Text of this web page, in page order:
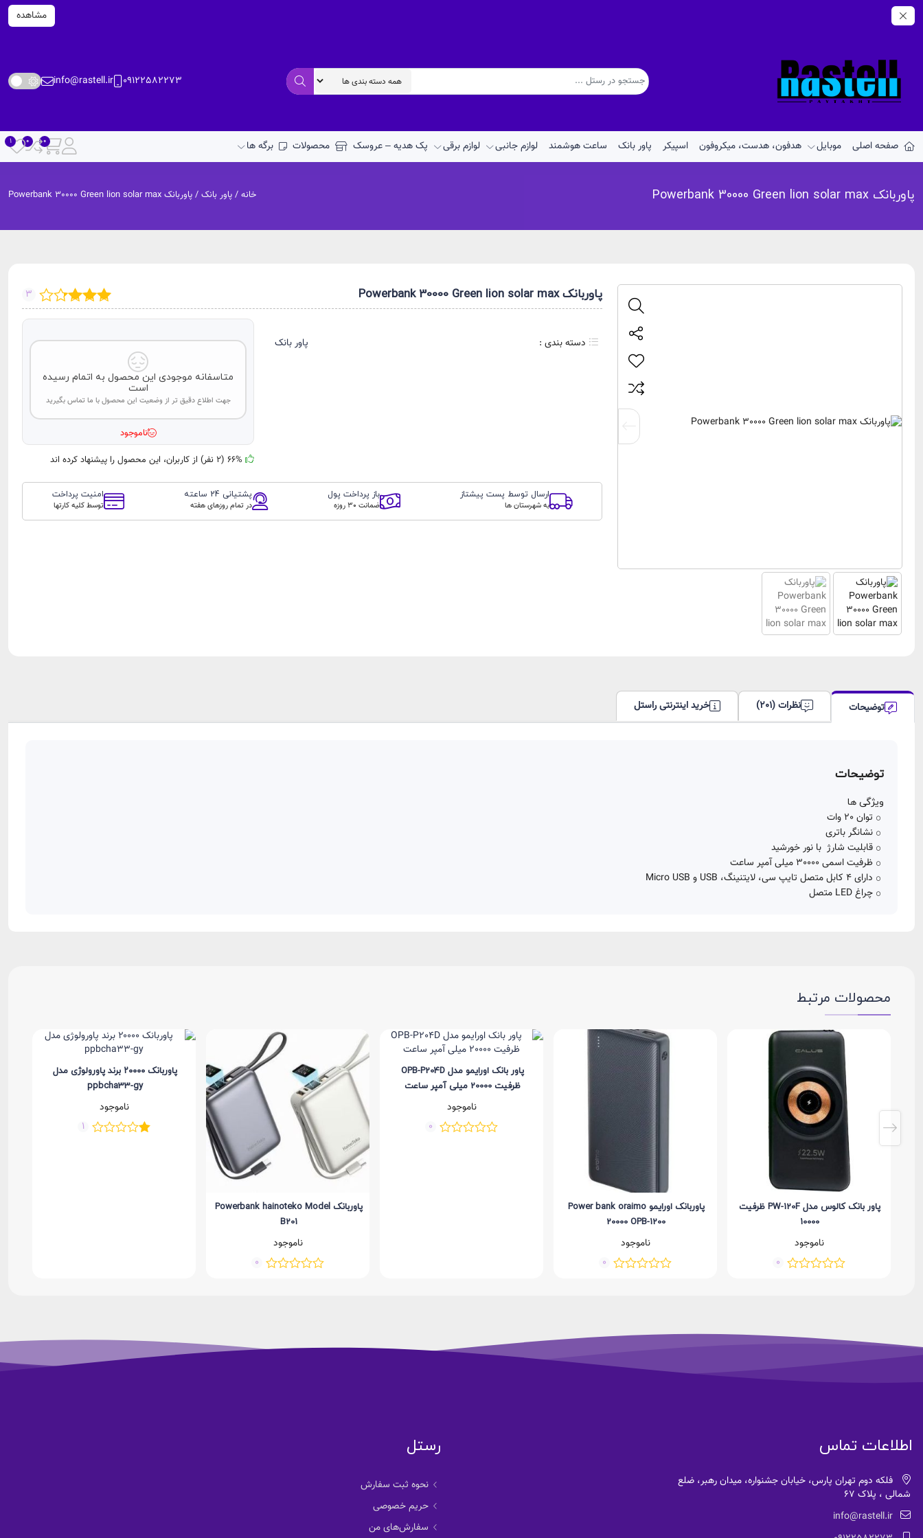
مشاهده
09122582273
info@rastell.ir
صفحه اصلی موبایل هدفون، هدست، میکروفون اسپیکر پاور بانک ساعت هوشمند لوازم جانبی لوازم برقی پک هدیه – عروسک محصولات برگه ها
پاوربانک Powerbank 30000 Green lion solar max خانه / پاور بانک / پاوربانک Powerbank 30000 Green lion solar max
پاوربانک Powerbank 30000 Green lion solar max 3
دسته بندی : پاور بانک
متاسفانه موجودی این محصول به اتمام رسیده
است
جهت اطلاع دقیق تر از وضعیت این محصول با ما تماس بگیرید
ناموجود
66% (2 نفر) از کاربران، این محصول را پیشنهاد کرده اند
ارسال توسط پست پیشتاز
به شهرستان ها
باز پرداخت پول
ضمانت 30 روزه
پشتیانی 24 ساعته
در تمام روزهای هفته
امنیت پرداخت
توسط کلیه کارتها
توضیحات نظرات (201) خرید اینترنتی راستل
توضیحات
ویژگی ها
توان 20 وات
نشانگر باتری
قابلیت شارژ با نور خورشید
ظرفیت اسمی 30000 میلی آمپر ساعت
دارای 4 کابل متصل تایپ سی، لایتنینگ، USB و Micro USB
چراغ LED متصل
محصولات مرتبط
پاور بانک کالوس مدل PW-120F ظرفیت
10000
ناموجود
0
پاوربانک اورایمو Power bank oraimo
20000 OPB-1200
ناموجود
0
‎پاور بانک اورایمو مدل OPB-P204D
ظرفیت 20000 میلی آمپر ساعت
ناموجود
0
پاوربانک Powerbank hainoteko Model
B201
ناموجود
0
پاوربانک ۲۰۰۰۰ برند پاورولوژی مدل
ppbcha33-gy
ناموجود
1
اطلاعات تماس
فلکه دوم تهران پارس، خیابان جشنواره، میدان رهبر، ضلع
شمالی ، پلاک 67
info@rastell.ir
رستل
نحوه ثبت سفارش
حریم خصوصی
سفارش‌های من